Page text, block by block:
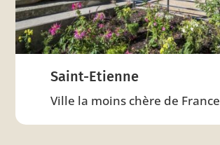
Saint-Etienne
Ville la moins chère de France